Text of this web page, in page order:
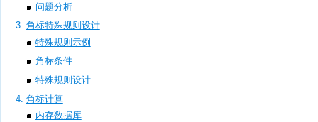
问题分析
角标特殊规则设计
特殊规则示例
角标条件
特殊规则设计
角标计算
内存数据库